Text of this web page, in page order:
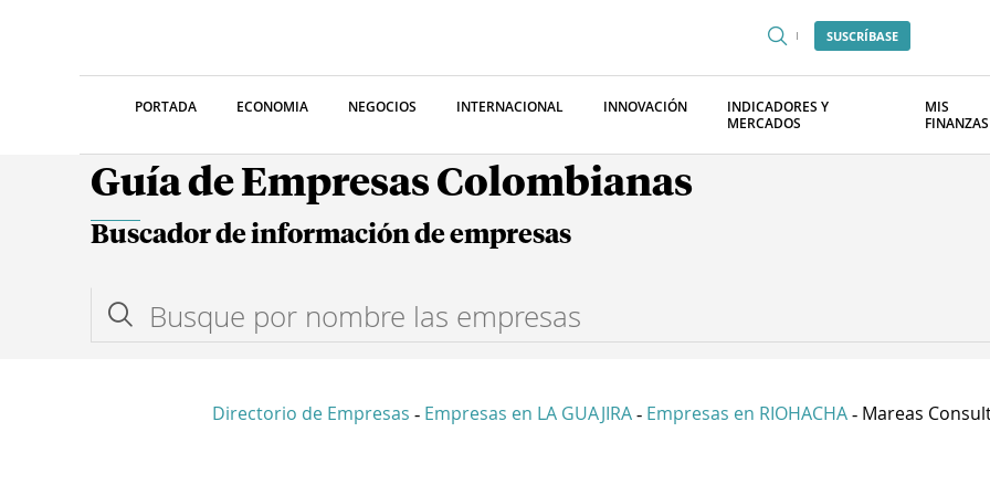
SUSCRÍBASE
PORTADA ECONOMIA NEGOCIOS INTERNACIONAL INNOVACIÓN
INDICADORES Y
MERCADOS
MIS
FINANZAS
Guía de Empresas Colombianas
Buscador de información de empresas
Directorio de Empresas - Empresas en LA GUAJIRA - Empresas en RIOHACHA - Mareas